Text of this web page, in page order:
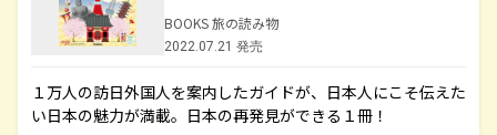
BOOKS 旅の読み物
2022.07.21 発売
１万人の訪日外国人を案内したガイドが、日本人にこそ伝えた
い日本の魅力が満載。日本の再発見ができる１冊！